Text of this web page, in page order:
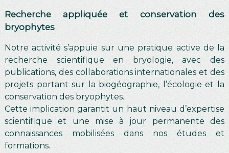
Recherche appliquée et conservation des
bryophytes
Notre activité s’appuie sur une pratique active de la
recherche scientifique en bryologie, avec des
publications, des collaborations internationales et des
projets portant sur la biogéographie, l’écologie et la
conservation des bryophytes.
Cette implication garantit un haut niveau d’expertise
scientifique et une mise à jour permanente des
connaissances mobilisées dans nos études et
formations.